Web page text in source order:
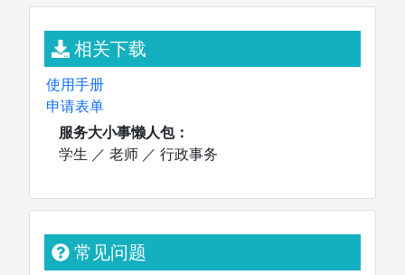
图书荐购
相关下载
使用手册
申请表单
服务大小事懒人包：
学生 ／ 老师 ／ 行政事务
常见问题